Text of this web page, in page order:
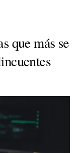
que más se